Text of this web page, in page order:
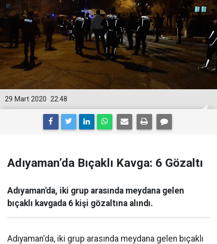
22:48
29 Mart 2020
Adıyaman’da Bıçaklı Kavga: 6 Gözaltı
Adıyaman'da, iki grup arasında meydana gelen
bıçaklı kavgada 6 kişi gözaltına alındı.
Adıyaman'da, iki grup arasında meydana gelen bıçaklı